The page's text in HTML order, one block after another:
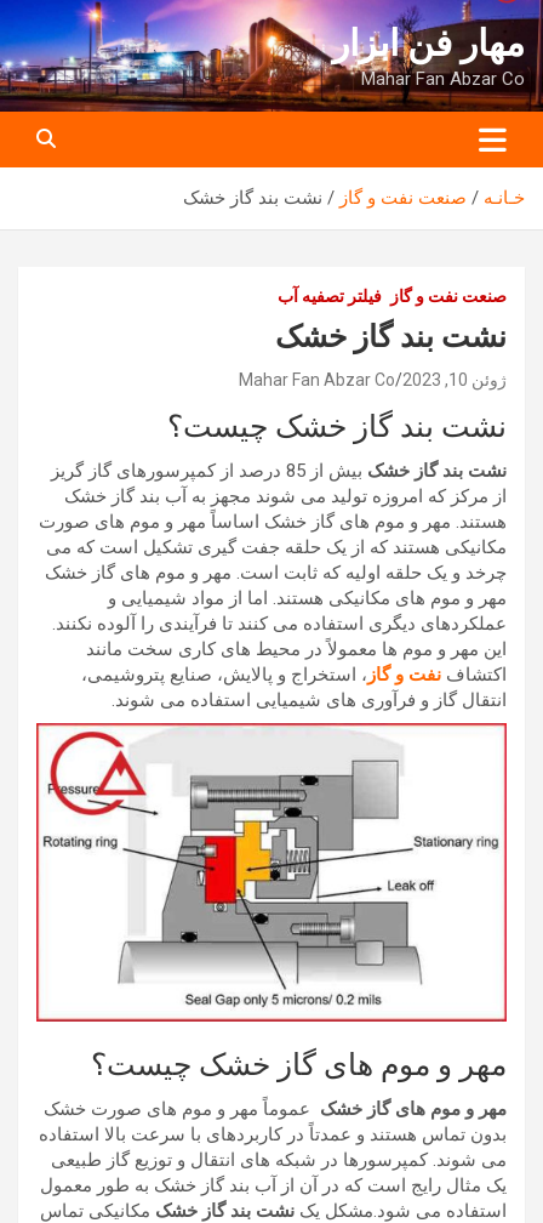
به
محتوا
برویدمهار فن ابزار
Mahar Fan Abzar Co
خـانـه صنعت نفت و گاز نشت بند گاز خشک
صنعت نفت و گاز فیلتر تصفیه آب
نشت بند گاز خشک
ژوئن 10, 2023 Mahar Fan Abzar Co
نشت بند گاز خشک چیست؟
نشت بند گاز خشک
بیش از 85 درصد از کمپرسورهای گاز گریز
از مرکز که امروزه تولید می شوند مجهز به آب بند گاز خشک
هستند. مهر و موم های گاز خشک اساساً مهر و موم های صورت
مکانیکی هستند که از یک حلقه جفت گیری تشکیل است که می
چرخد و یک حلقه اولیه که ثابت است. مهر و موم های گاز خشک
مهر و موم های مکانیکی هستند. اما از مواد شیمیایی و
عملکردهای دیگری استفاده می کنند تا فرآیندی را آلوده نکنند.
این مهر و موم ها معمولاً در محیط های کاری سخت مانند
اکتشاف نفت و گاز ، استخراج و پالایش، صنایع پتروشیمی،
انتقال گاز و فرآوری های شیمیایی استفاده می شوند.
مهر و موم های گاز خشک چیست؟
مهر و موم های گاز خشک عموماً مهر و موم های صورت خشک
بدون تماس هستند و عمدتاً در کاربردهای با سرعت بالا استفاده
می شوند. کمپرسورها در شبکه های انتقال و توزیع گاز طبیعی
یک مثال رایج است که در آن از آب بند گاز خشک به طور معمول
استفاده می شود.مشکل یک نشت بند گاز خشک مکانیکی تماس